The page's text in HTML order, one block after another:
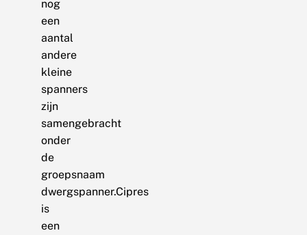
nog
een
aantal
andere
kleine
spanners
zijn
samengebracht
onder
de
groepsnaam
dwergspanner.Cipres
is
een